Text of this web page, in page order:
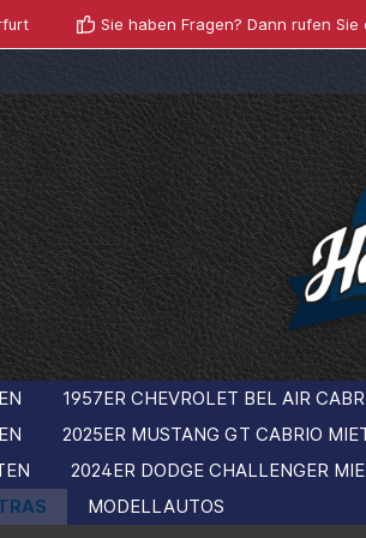
Sie haben Fragen? Dann rufen
1957ER CHEVROLET BEL AIR
2025ER MUSTANG GT CABRIO
2024ER DODGE CHALLENGER
MODELLAUTOS